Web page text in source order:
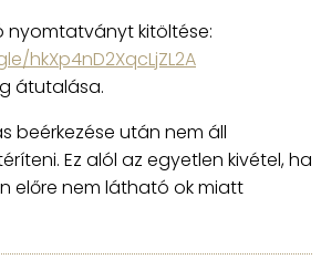
nyomtatványt kitöltése:
hkXp4nD2XqcLjZL2A
átutalása.
beérkezése után nem áll
Ez alól az egyetlen kivétel, ha
előre nem látható ok miatt